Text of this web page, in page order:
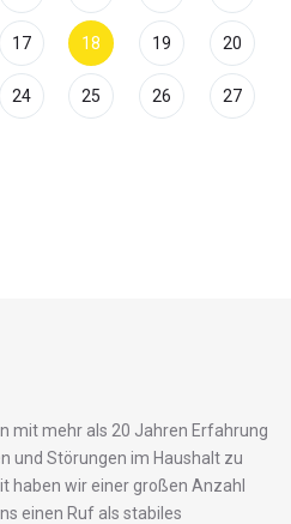
17 18 19 20
24 25 26 27
mit mehr als 20 Jahren Erfahrung
und Störungen im Haushalt zu
haben wir einer großen Anzahl
einen Ruf als stabiles